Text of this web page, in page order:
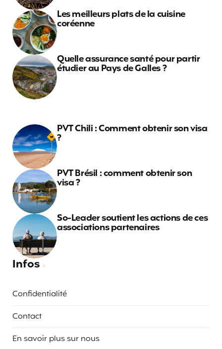
Les meilleurs plats de la cuisine
coréenne
Quelle assurance santé pour partir
étudier au Pays de Galles ?
PVT Chili : Comment obtenir son visa
?
PVT Brésil : comment obtenir son
visa ?
So-Leader soutient les actions de ces
associations partenaires
Infos
Confidentialité
Contact
En savoir plus sur nous